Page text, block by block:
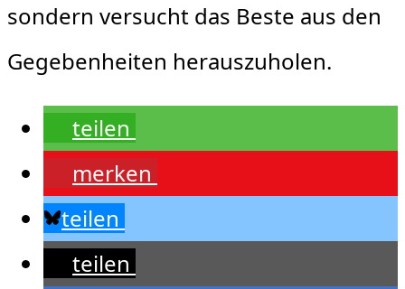
sondern versucht das Beste aus den
Gegebenheiten herauszuholen.
teilen
merken
teilen
teilen